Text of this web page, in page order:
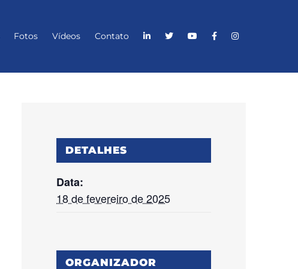
Fotos Vídeos Contato
DETALHES
Data:
18 de fevereiro de 2025
ORGANIZADOR